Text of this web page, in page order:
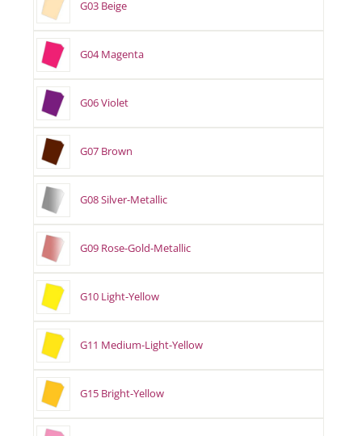
G03 Beige
G04 Magenta
G06 Violet
G07 Brown
G08 Silver-Metallic
G09 Rose-Gold-Metallic
G10 Light-Yellow
G11 Medium-Light-Yellow
G15 Bright-Yellow